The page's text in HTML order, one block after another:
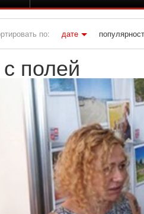
по: дате
TV » Вести с полей
полей